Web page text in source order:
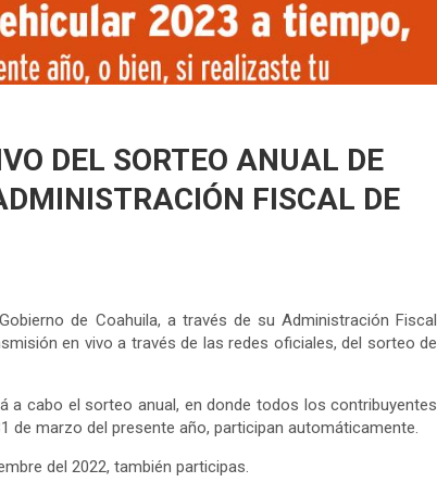
DEL SORTEO ANUAL DE
FISCAL DE
de Coahuila, a través de su Administración Fiscal
en vivo a través de las redes oficiales, del sorteo de
a cabo el sorteo anual, en donde todos los contribuyentes
de marzo del presente año, participan automáticamente.
del 2022, también participas.